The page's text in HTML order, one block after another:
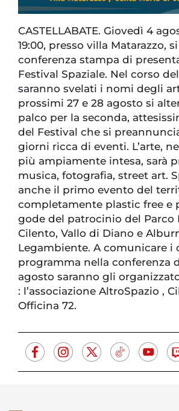
CASTELLABATE. Giovedì 4
19:00, presso villa Matarazzo,
conferenza stampa di
Festival Spaziale. Nel corso
saranno svelati i nomi degli
prossimi 27 e 28 agosto si
palco per la seconda,
del Festival che si
giorni ricca di eventi. L’arte,
più ampiamente intesa, sarà
musica, fotografia, street art.
anche il primo evento del
completamente plastic free e
gode del patrocinio del Parco
Cilento, Vallo di Diano e
Legambiente. A comunicare i
programma nella conferenza
agosto saranno gli
: l’associazione AltroSpazio ,
Officina 72.